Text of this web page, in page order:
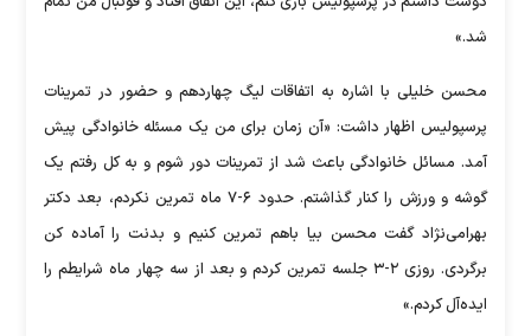
شد.»
محسن خلیلی با اشاره به اتفاقات لیگ چهاردهم و حضور در تمرینات
پرسپولیس اظهار داشت: «آن زمان برای من یک مسئله خانوادگی پیش
آمد. مسائل خانوادگی باعث شد از تمرینات دور شوم و به کل رفتم یک
گوشه و ورزش را کنار گذاشتم. حدود ۶-۷ ماه تمرین نکردم، بعد دکتر
بهرامی‌نژاد گفت محسن بیا باهم تمرین کنیم و بدنت را آماده کن
برگردی. روزی ۲-۳ جلسه تمرین کردم و بعد از سه چهار ماه شرایطم را
ایده‌آل کردم.»